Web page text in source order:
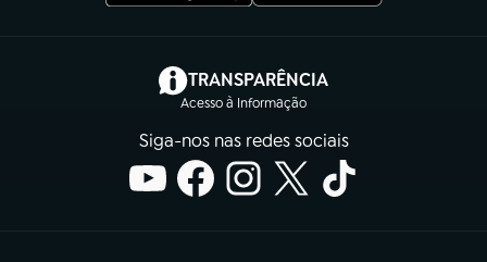
TRANSPARÊNCIA
Acesso à Informação
(abre em nova aba)
Siga-nos nas redes sociais